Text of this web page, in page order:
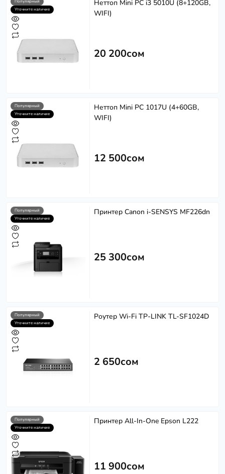
Популярный
Уточните наличие
Неттоп Mini PC i3 5010U (8+120GB,
WIFI)
20 200сом
Популярный
Уточните наличие
Неттоп Mini PC 1017U (4+60GB,
WIFI)
12 500сом
Популярный
Уточните наличие
Принтер Canon i-SENSYS MF226dn
25 300сом
Популярный
Уточните наличие
Роутер Wi-Fi TP-LINK TL-SF1024D
2 650сом
Популярный
Уточните наличие
Принтер All-In-One Epson L222
11 900сом